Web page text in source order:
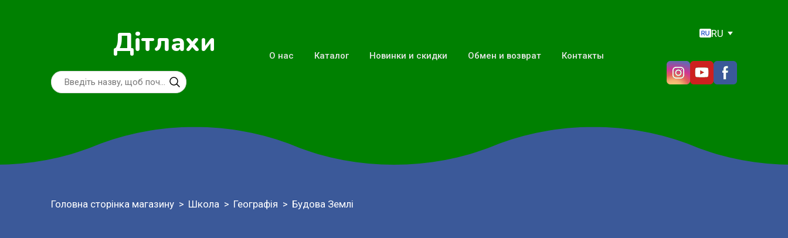
Дітлахи О нас Каталог Новинки и скидки Обмен и возврат Контакты
RU
Головна сторінка магазину Школа Географія Будова Землі